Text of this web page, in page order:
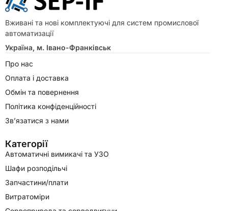
Вживані та нові комплектуючі для систем промислової
автоматизації
Україна, м. Івано-Франківськ
Про нас
Оплата і доставка
Обмін та повернення
Політика конфіденційності
Зв’язатися з нами
Категорії
Автоматичні вимикачі та УЗО
Шафи розподільчі
Запчастини/плати
Витратоміри